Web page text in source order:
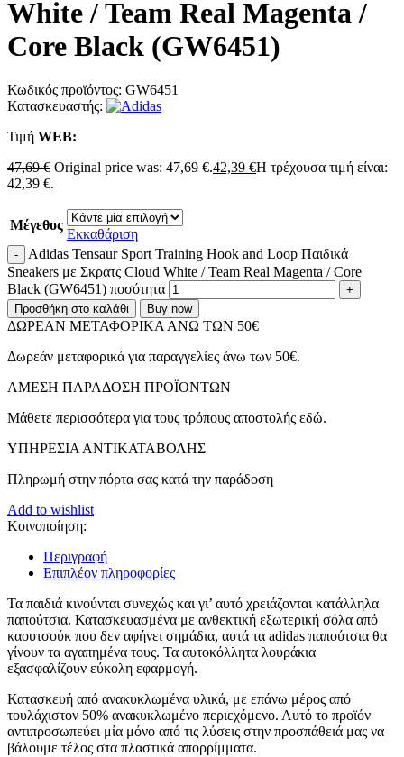
White / Team Real Magenta /
Core Black (GW6451)
Κωδικός προϊόντος: GW6451
Κατασκευαστής:
Τιμή WΕΒ:
47,69€ Original price was: 47,69 €.42,39 €Η τρέχουσα τιμή είναι:
42,39 €.
Μέγεθος
Εκκαθάριση
Adidas Tensaur Sport Training Hook and Loop Παιδικά
Sneakers με Σκρατς Cloud White / Team Real Magenta / Core
Black (GW6451) ποσότητα
Προσθήκη στο καλάθι Buy now
ΔΩΡΕΑΝ ΜΕΤΑΦΟΡΙΚΑ ΑΝΩ ΤΩΝ 50€
Δωρεάν μεταφορικά για παραγγελίες άνω των 50€.
ΑMEΣΗ ΠΑΡΑΔΟΣΗ ΠΡΟΪΟΝΤΩΝ
Μάθετε περισσότερα για τους τρόπους αποστολής εδώ.
ΥΠΗΡΕΣΙΑ ΑΝΤΙΚΑΤΑΒΟΛΗΣ
Πληρωμή στην πόρτα σας κατά την παράδοση
Add to wishlist
Κοινοποίηση:
Περιγραφή
Επιπλέον πληροφορίες
Τα παιδιά κινούνται συνεχώς και γι’ αυτό χρειάζονται κατάλληλα
παπούτσια. Κατασκευασμένα με ανθεκτική εξωτερική σόλα από
καουτσούκ που δεν αφήνει σημάδια, αυτά τα adidas παπούτσια θα
γίνουν τα αγαπημένα τους. Τα αυτοκόλλητα λουράκια
εξασφαλίζουν εύκολη εφαρμογή.
Κατασκευή από ανακυκλωμένα υλικά, με επάνω μέρος από
τουλάχιστον 50% ανακυκλωμένο περιεχόμενο. Αυτό το προϊόν
αντιπροσωπεύει μία μόνο από τις λύσεις στην προσπάθειά μας να
βάλουμε τέλος στα πλαστικά απορρίμματα.